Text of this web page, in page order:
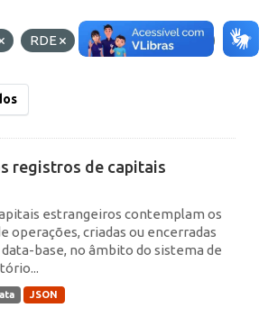
RDE Formatos:
OData
registros de capitais
estrangeiros contemplam os
operações, criadas ou encerradas
base, no âmbito do sistema de
JSON